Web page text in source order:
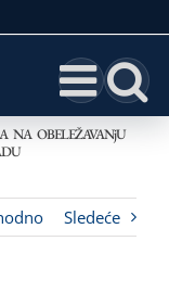
NA OBELEŽAVANjU
Sledeće